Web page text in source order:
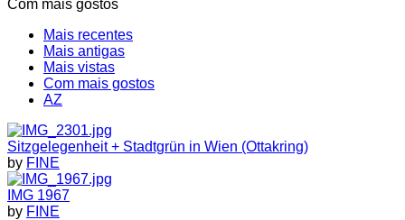
Com mais gostos
Mais recentes
Mais antigas
Mais vistas
Com mais gostos
AZ
Sitzgelegenheit + Stadtgrün in Wien (Ottakring)
by FINE
IMG 1967
by FINE